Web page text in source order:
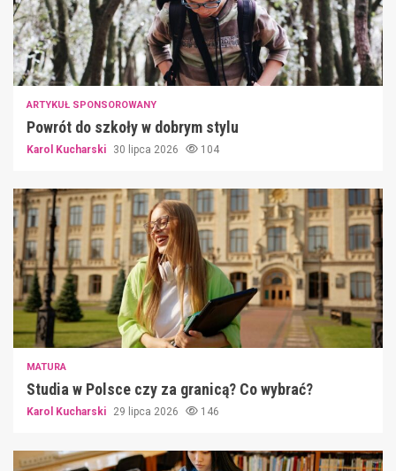
ARTYKUŁ SPONSOROWANY
Powrót do szkoły w dobrym stylu
Karol Kucharski 30 lipca 2026 104
MATURA
Studia w Polsce czy za granicą? Co wybrać?
Karol Kucharski 29 lipca 2026 146